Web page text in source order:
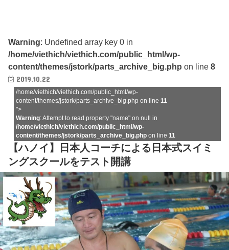
Warning: Undefined array key 0 in
/home/viethich/viethich.com/public_html/wp-
content/themes/jstork/parts_archive_big.php on line8
2019.10.22
/home/viethich/viethich.com/public_html/wp-
content/themes/jstork/parts_archive_big.php on line11
">
Warning: Attempt to read property "name" on null in
/home/viethich/viethich.com/public_html/wp-
content/themes/jstork/parts_archive_big.php on line11
【ハノイ】日本人コーチによる日本式スイミ
ングスクールをテスト開講